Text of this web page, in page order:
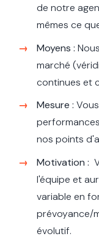
de notre
mêmes ce
Moyens :
marché
continues et
Mesure :
nos points
Motivation :
l'équipe et
variable en
prévoyance/
évolutif.